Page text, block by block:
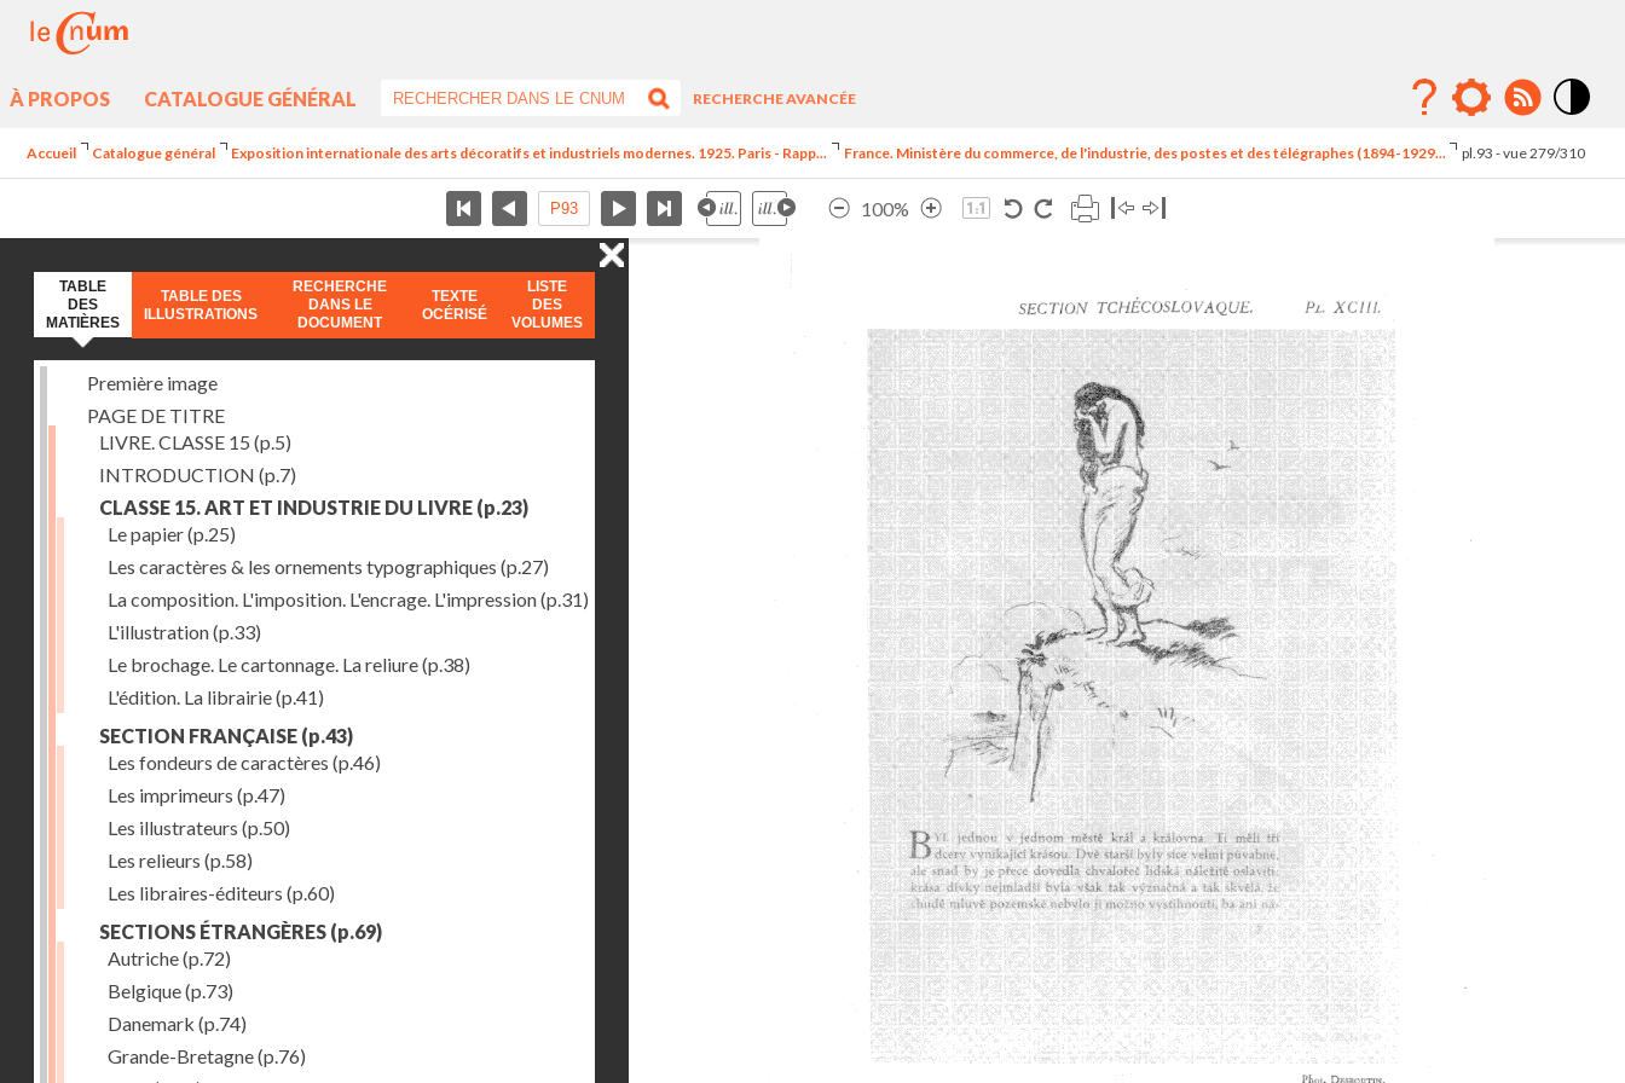
À PROPOS CATALOGUE GÉNÉRAL
RECHERCHE AVANCÉE
élévé
Accueil Catalogue général Exposition internationale des arts décoratifs et industriels modernes. 1925. Paris - Rapp... France. Ministère du commerce, de l'industrie, des postes et des télégraphes (1894-1929... pl.93 - vue 279/310
100%
TABLE
DES
MATIÈRES
TABLE DES
ILLUSTRATIONS
RECHERCHE
DANS LE
DOCUMENT
TEXTE
OCÉRISÉ
LISTE
DES
VOLUMES
Première image
PAGE DE TITRE
LIVRE. CLASSE 15 (p.5)
INTRODUCTION (p.7)
CLASSE 15. ART ET INDUSTRIE DU LIVRE (p.23)
Le papier(p.25)
Les caractères & les ornements typographiques (p.27)
La composition. L'imposition. L'encrage. L'impression(p.31)
L'illustration(p.33)
Le brochage. Le cartonnage. La reliure(p.38)
L'édition. La librairie(p.41)
SECTION FRANÇAISE (p.43)
Les fondeurs de caractères (p.46)
Les imprimeurs (p.47)
Les illustrateurs (p.50)
Les relieurs (p.58)
Les libraires-éditeurs (p.60)
SECTIONS ÉTRANGÈRES (p.69)
Autriche(p.72)
Belgique(p.73)
Danemark (p.74)
Grande-Bretagne(p.76)